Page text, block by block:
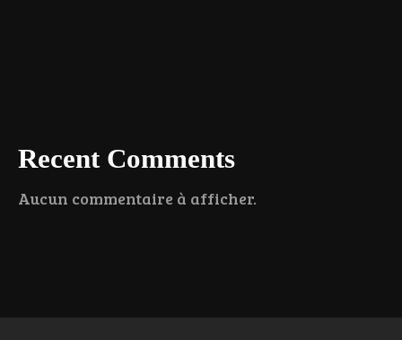
Recent Comments
Aucun commentaire à afficher.